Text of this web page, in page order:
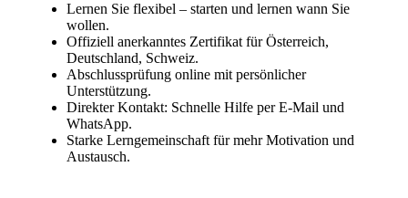
Lernen Sie flexibel – starten und lernen wann Sie
wollen.
Offiziell anerkanntes Zertifikat für Österreich,
Deutschland, Schweiz.
Abschlussprüfung online mit persönlicher
Unterstützung.
Direkter Kontakt: Schnelle Hilfe per E-Mail und
WhatsApp.
Starke Lerngemeinschaft für mehr Motivation und
Austausch.